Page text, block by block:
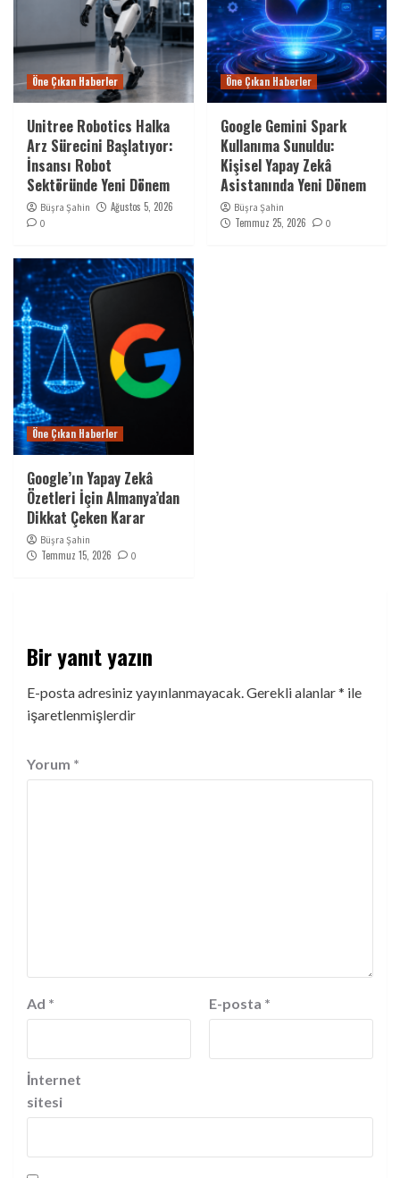
Öne Çıkan Haberler
Unitree Robotics Halka
Arz Sürecini Başlatıyor:
İnsansı Robot
Sektöründe Yeni Dönem
Büşra Şahin Ağustos 5, 2026
0
Öne Çıkan Haberler
Google Gemini Spark
Kullanıma Sunuldu:
Kişisel Yapay Zekâ
Asistanında Yeni Dönem
Büşra Şahin
Temmuz 25, 2026 0
Öne Çıkan Haberler
Google’ın Yapay Zekâ
Özetleri İçin Almanya’dan
Dikkat Çeken Karar
Büşra Şahin
Temmuz 15, 2026 0
Bir yanıt yazın
E-posta adresiniz yayınlanmayacak.Gerekli alanlar* ile
işaretlenmişlerdir
Yorum *
Ad * E-posta *
İnternet
sitesi